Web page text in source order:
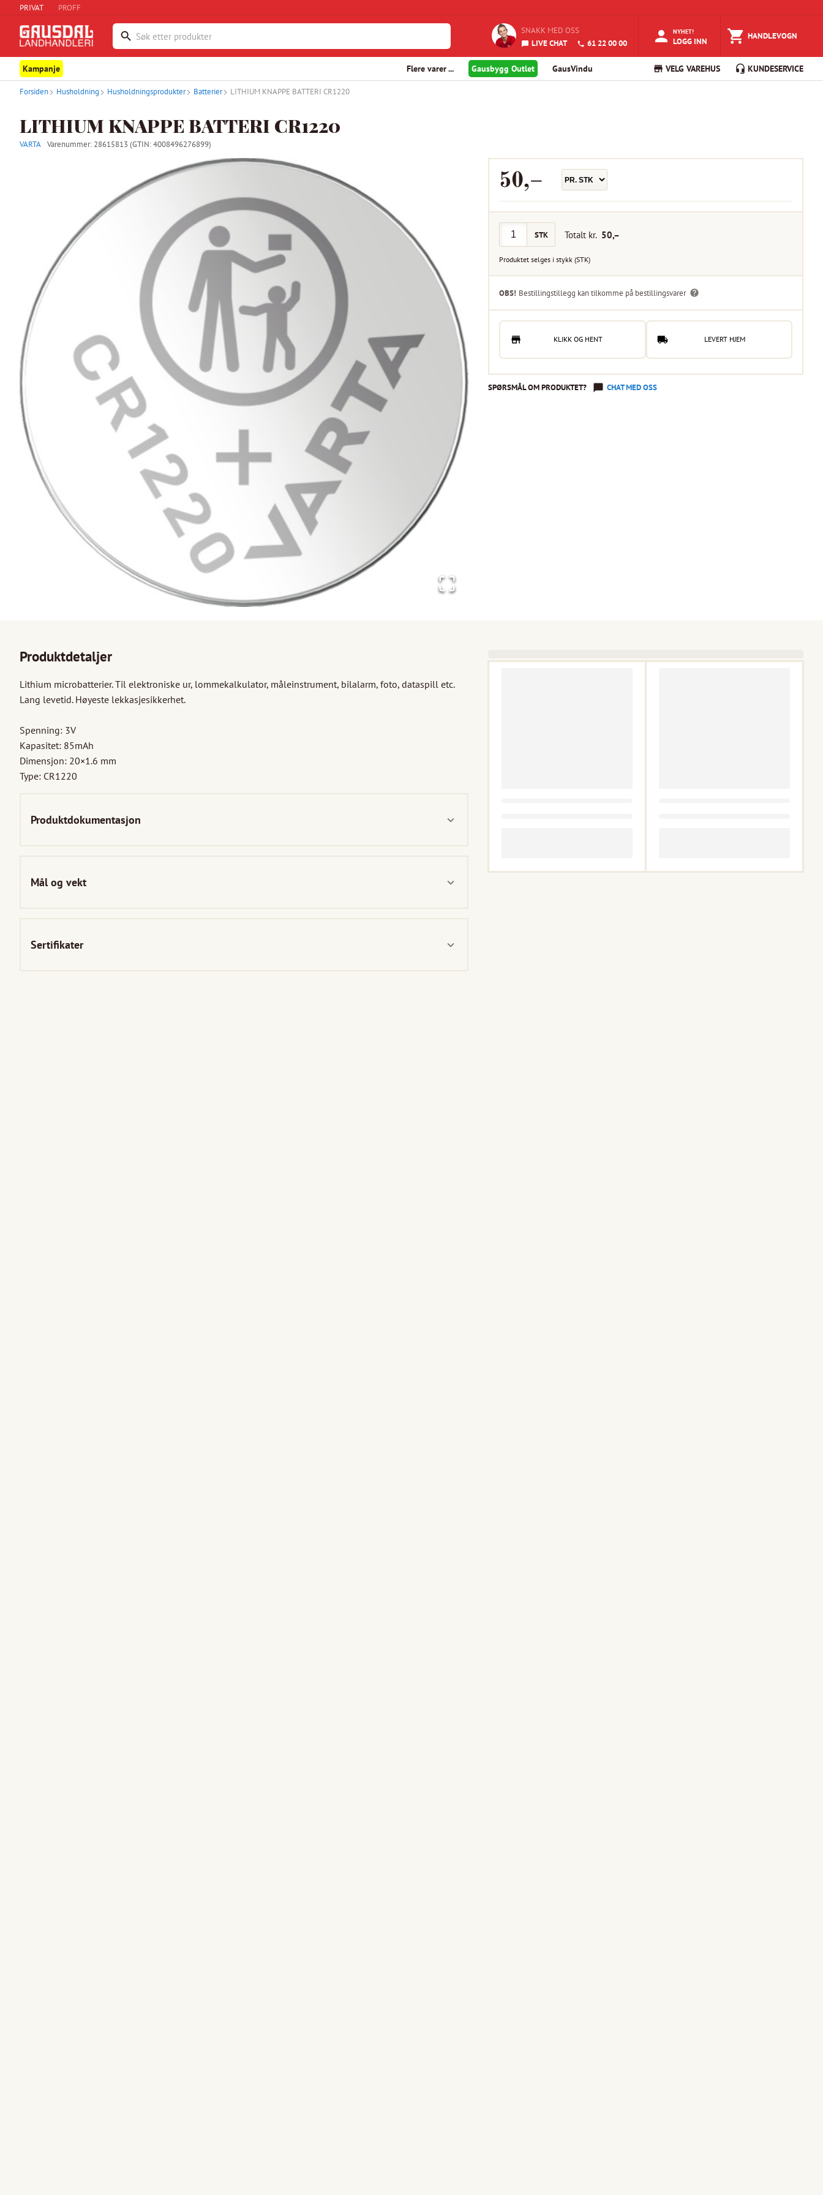
PRIVAT PROFF
SNAKK MED OSS
LIVE CHAT
61 22 00 00
NYHET!
LOGG INN HANDLEVOGN
Kampanje Flere varer ... Gausbygg Outlet GausVindu VELG VAREHUS KUNDESERVICE
Forsiden Husholdning Husholdningsprodukter Batterier LITHIUM KNAPPE BATTERI CR1220
LITHIUM KNAPPE BATTERI CR1220
VARTA Varenummer: 28615813 (GTIN: 4008496276899)
50,–
STK Totalt kr. 50,–
Produktet selges istykk (STK)
OBS! Bestillingstillegg kan tilkomme på bestillingsvarer
KLIKK OG HENT LEVERT HJEM
SPØRSMÅL OM PRODUKTET? CHAT MED OSS
Produktdetaljer
Lithium microbatterier. Til elektroniske ur, lommekalkulator, måleinstrument, bilalarm, foto, dataspill etc.
Lang levetid. Høyeste lekkasjesikkerhet.
Spenning: 3V
Kapasitet: 85mAh
Dimensjon: 20×1.6 mm
Type: CR1220
Produktdokumentasjon
Mål og vekt
Sertifikater